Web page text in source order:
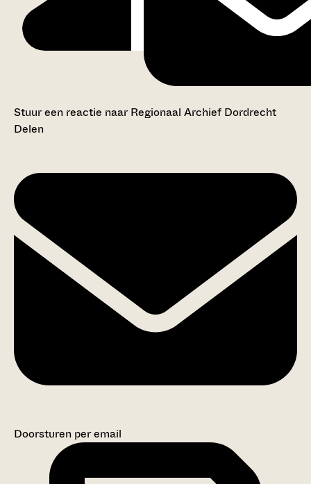
Stuur een reactie naar Regionaal Archief Dordrecht
Delen
Doorsturen per email